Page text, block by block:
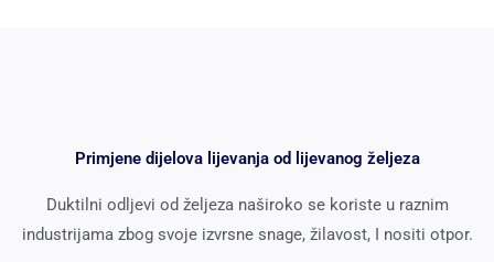
Primjene dijelova lijevanja od lijevanog željeza
Duktilni odljevi od željeza naširoko se koriste u raznim
industrijama zbog svoje izvrsne snage, žilavost, I nositi otpor.